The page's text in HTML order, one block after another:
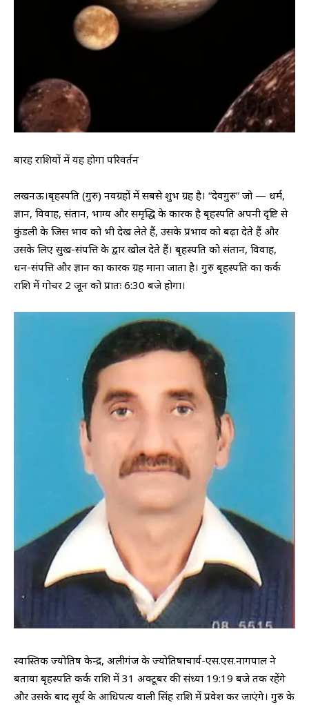
बारह राशियों में यह होगा परिवर्तन
लखनऊ।बृहस्पति (गुरु) नवग्रहों में सबसे शुभ ग्रह है। “देवगुरु” जो — धर्म,
ज्ञान, विवाह, संतान, भाग्य और समृद्धि के कारक है बृहस्पति अपनी दृष्टि से
कुंडली के जिस भाव को भी देख लेते हैं, उसके प्रभाव को बढ़ा देते हैं और
उसके लिए सुख-संपत्ति के द्वार खोल देते हैं। बृहस्पति को संतान, विवाह,
धन-संपत्ति और ज्ञान का कारक ग्रह माना जाता है। गुरु बृहस्पति का कर्क
राशि में गोचर 2 जून को प्रातः 6:30 बजे होगा।
स्वास्तिक ज्योतिष केन्द्र, अलीगंज के ज्योतिषाचार्य-एस.एस.नागपाल ने
बताया बृहस्पति कर्क राशि में 31 अक्टूबर की संध्या 19:19 बजे तक रहेंगे
और उसके बाद सूर्य के आधिपत्य वाली सिंह राशि में प्रवेश कर जाएंगे। गुरु के